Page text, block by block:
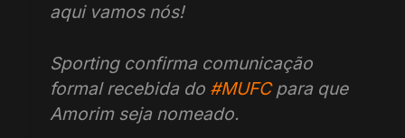
aqui vamos nós!
Sporting confirma comunicação
formal recebida do #MUFCpara que
Amorim seja nomeado.